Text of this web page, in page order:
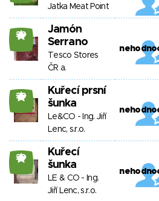
Jatka Meat Point
39
Jamón
Serrano
Tesco Stores
ČR a.
39
Kuřecí prsní
šunka
Le&CO - Ing. Jiří
Lenc, s.r.o.
39
Kuřecí
šunka
LE & CO - Ing.
Jiří Lenc, s.r.o.